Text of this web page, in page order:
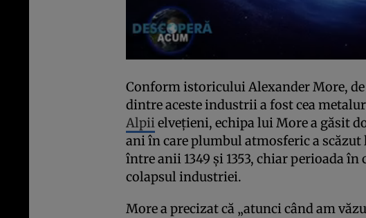
Conform istoricului Alexander More,
dintre aceste industrii a fost cea
Alpiielveţieni, echipa lui More a găsit
ani în care plumbul atmosferic a
între anii 1349 şi 1353, chiar perioada în
colapsul industriei.
More a precizat că „atunci când am